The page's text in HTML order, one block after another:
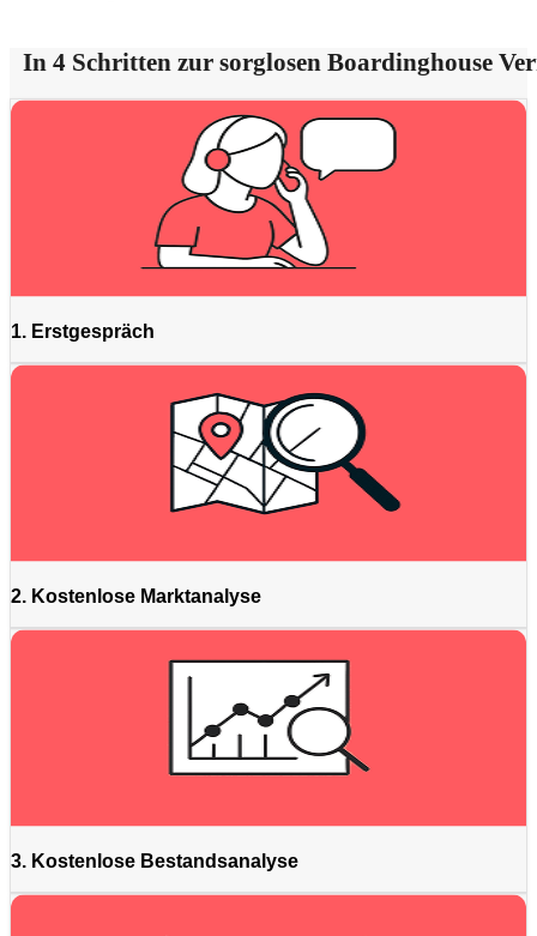
In 4 Schritten zur sorglosen Boardinghouse
1. Erstgespräch
2. Kostenlose Marktanalyse
3. Kostenlose Bestandsanalyse